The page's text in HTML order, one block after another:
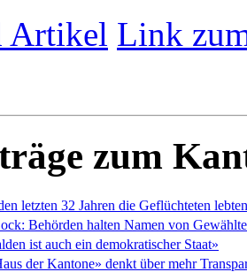
Artikel Link
zum
letzten 32 Jahren die Geflüchteten lebten
Behörden halten Namen von
ist auch ein demokratischer Staat»
der Kantone» denkt über mehr